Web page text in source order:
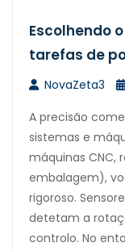
Escolhendo
tarefas de
NovaZeta3
A precisão
sistemas e
máquinas CNC,
embalagem),
rigoroso.
detetam a
controlo. No